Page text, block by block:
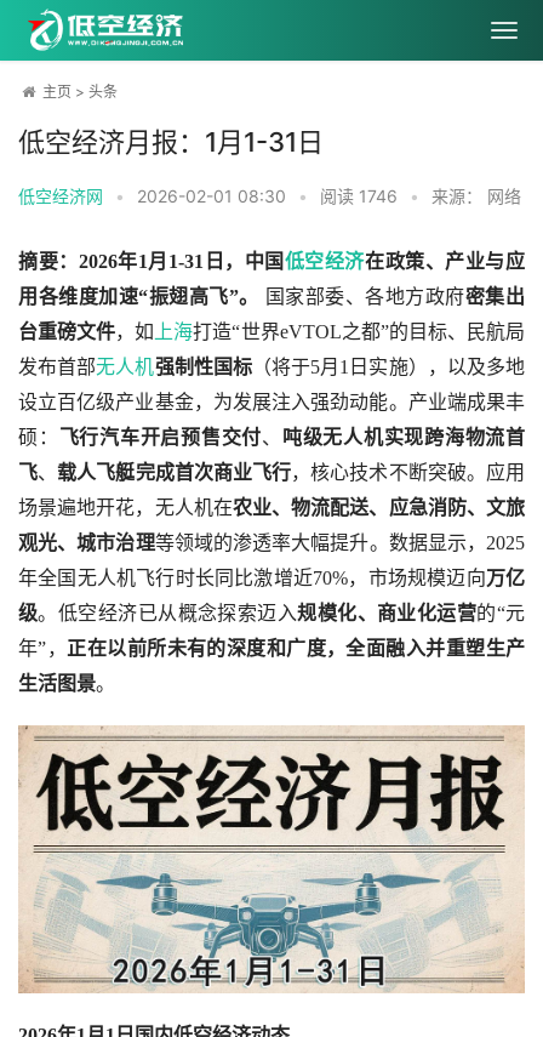
主页 > 头条
低空经济月报：1月1-31日
低空经济网 • 2026-02-01 08:30 • 阅读 1746 • 来源： 网络
摘要：2026年1月1-31日，中国 低空经济在政策、产业与应
用各维度加速“振翅高飞”。
国家部委、各地方政府密集出
台重磅文件，如 上海打造“世界eVTOL之都”的目标、民航局
发布首部无人机强制性国标（将于5月1日实施），以及多地
设立百亿级产业基金，为发展注入强劲动能。产业端成果丰
硕： 飞行汽车开启预售交付、
吨级无人机实现跨海物流首
飞、载人飞艇完成首次商业飞行，核心技术不断突破。应用
场景遍地开花，无人机在农业、物流配送、应急消防、文旅
观光、城市治理等领域的渗透率大幅提升。数据显示，2025
年全国无人机飞行时长同比激增近70%，市场规模迈向万亿
级。低空经济已从概念探索迈入规模化、商业化运营的“元
年”， 正在以前所未有的深度和广度，全面融入并重塑生产
生活图景。